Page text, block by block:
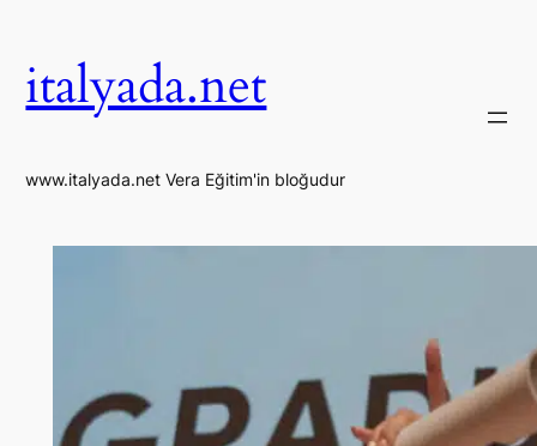
italyada.net
www.italyada.net Vera Eğitim'in bloğudur